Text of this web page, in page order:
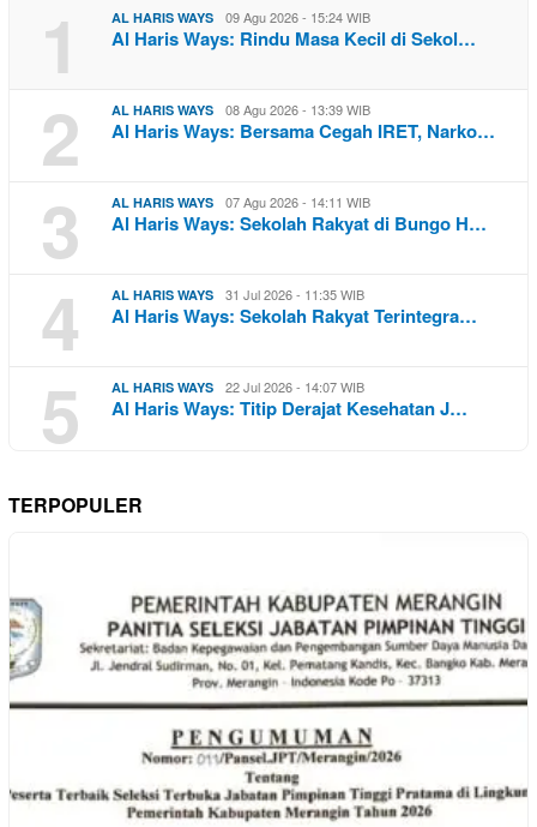
1 AL HARIS WAYS 09 Agu 2026 - 15:24 WIB
Al Haris Ways: Rindu Masa Kecil di Sekol…
2 AL HARIS WAYS 08 Agu 2026 - 13:39 WIB
Al Haris Ways: Bersama Cegah IRET, Narko…
3 AL HARIS WAYS 07 Agu 2026 - 14:11 WIB
Al Haris Ways: Sekolah Rakyat di Bungo H…
4 AL HARIS WAYS 31 Jul 2026 - 11:35 WIB
Al Haris Ways: Sekolah Rakyat Terintegra…
5 AL HARIS WAYS 22 Jul 2026 - 14:07 WIB
Al Haris Ways: Titip Derajat Kesehatan J…
TERPOPULER